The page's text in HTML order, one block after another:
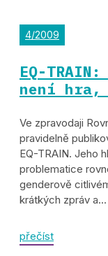
4/2009
EQ-
není
Ve zpravodaji
pravidelně
EQ-TRAIN. Jeho
problematice
genderově
krátkých zpráv a...
přečíst